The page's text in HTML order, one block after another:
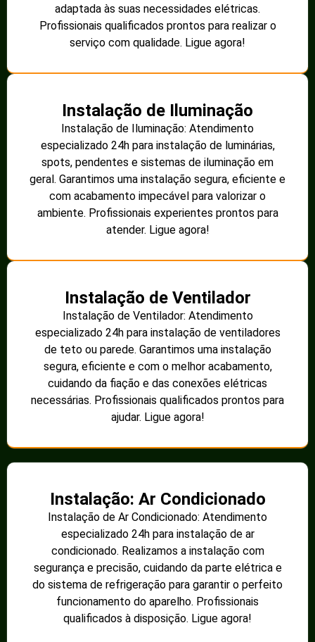
adaptada às suas necessidades elétricas.
Profissionais qualificados prontos para realizar o
serviço com qualidade. Ligue agora!
Instalação de Iluminação
Instalação de Iluminação: Atendimento
especializado 24h para instalação de luminárias,
spots, pendentes e sistemas de iluminação em
geral. Garantimos uma instalação segura, eficiente e
com acabamento impecável para valorizar o
ambiente. Profissionais experientes prontos para
atender. Ligue agora!
Instalação de Ventilador
Instalação de Ventilador: Atendimento
especializado 24h para instalação de ventiladores
de teto ou parede. Garantimos uma instalação
segura, eficiente e com o melhor acabamento,
cuidando da fiação e das conexões elétricas
necessárias. Profissionais qualificados prontos para
ajudar. Ligue agora!
Instalação: Ar Condicionado
Instalação de Ar Condicionado: Atendimento
especializado 24h para instalação de ar
condicionado. Realizamos a instalação com
segurança e precisão, cuidando da parte elétrica e
do sistema de refrigeração para garantir o perfeito
funcionamento do aparelho. Profissionais
qualificados à disposição. Ligue agora!